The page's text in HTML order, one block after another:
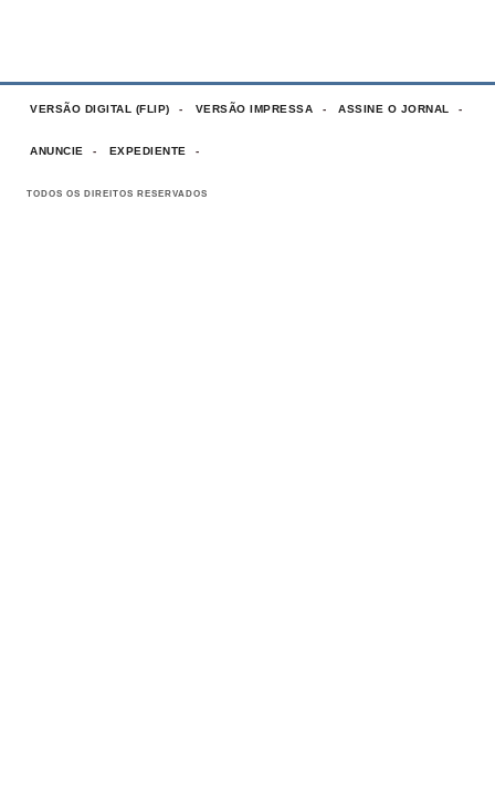
VERSÃO DIGITAL (FLIP) VERSÃO IMPRESSA ASSINE O JORNAL
ANUNCIE EXPEDIENTE
TODOS OS DIREITOS RESERVADOS